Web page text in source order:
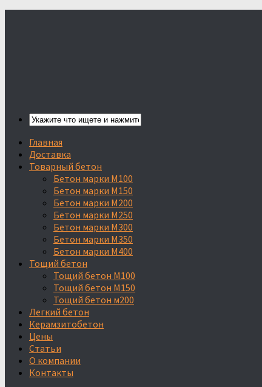
Главная
Доставка
Товарный бетон
Бетон марки М100
Бетон марки М150
Бетон марки М200
Бетон марки М250
Бетон марки М300
Бетон марки М350
Бетон марки М400
Тощий бетон
Тощий бетон М100
Тощий бетон М150
Тощий бетон м200
Легкий бетон
Керамзитобетон
Цены
Статьи
О компании
Контакты